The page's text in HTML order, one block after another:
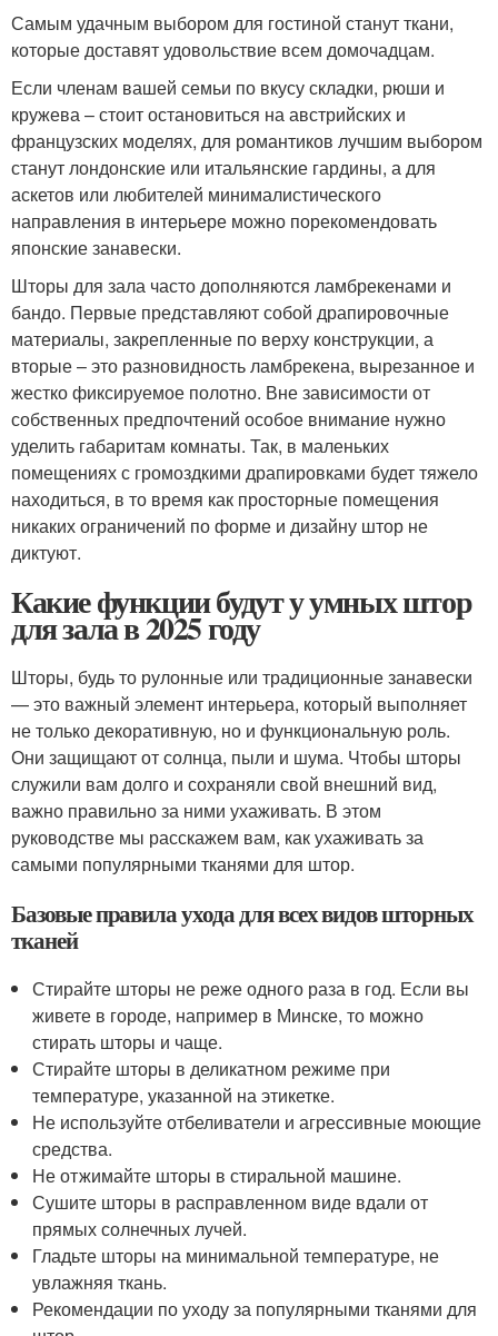
Самым удачным выбором для гостиной станут ткани,
которые доставят удовольствие всем домочадцам.
Если членам вашей семьи по вкусу складки, рюши и
кружева – стоит остановиться на австрийских и
французских моделях, для романтиков лучшим выбором
станут лондонские или итальянские гардины, а для
аскетов или любителей минималистического
направления в интерьере можно порекомендовать
японские занавески.
Шторы для зала часто дополняются ламбрекенами и
бандо. Первые представляют собой драпировочные
материалы, закрепленные по верху конструкции, а
вторые – это разновидность ламбрекена, вырезанное и
жестко фиксируемое полотно. Вне зависимости от
собственных предпочтений особое внимание нужно
уделить габаритам комнаты. Так, в маленьких
помещениях с громоздкими драпировками будет тяжело
находиться, в то время как просторные помещения
никаких ограничений по форме и дизайну штор не
диктуют.
Какие функции будут у умных штор
для зала в 2025 году
Шторы, будь то рулонные или традиционные занавески
— это важный элемент интерьера, который выполняет
не только декоративную, но и функциональную роль.
Они защищают от солнца, пыли и шума. Чтобы шторы
служили вам долго и сохраняли свой внешний вид,
важно правильно за ними ухаживать. В этом
руководстве мы расскажем вам, как ухаживать за
самыми популярными тканями для штор.
Базовые правила ухода для всех видов шторных
тканей
Стирайте шторы не реже одного раза в год. Если вы
живете в городе, например в Минске, то можно
стирать шторы и чаще.
Стирайте шторы в деликатном режиме при
температуре, указанной на этикетке.
Не используйте отбеливатели и агрессивные моющие
средства.
Не отжимайте шторы в стиральной машине.
Сушите шторы в расправленном виде вдали от
прямых солнечных лучей.
Гладьте шторы на минимальной температуре, не
увлажняя ткань.
Рекомендации по уходу за популярными тканями для